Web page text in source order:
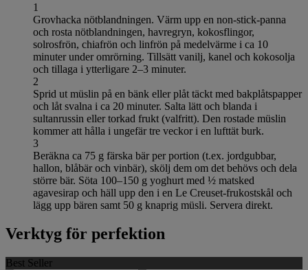
1
Grovhacka nötblandningen. Värm upp en non-stick-panna
och rosta nötblandningen, havregryn, kokosflingor,
solrosfrön, chiafrön och linfrön på medelvärme i ca 10
minuter under omrörning. Tillsätt vanilj, kanel och kokosolja
och tillaga i ytterligare 2–3 minuter.
2
Sprid ut müslin på en bänk eller plåt täckt med bakplåtspapper
och låt svalna i ca 20 minuter. Salta lätt och blanda i
sultanrussin eller torkad frukt (valfritt). Den rostade müslin
kommer att hålla i ungefär tre veckor i en lufttät burk.
3
Beräkna ca 75 g färska bär per portion (t.ex. jordgubbar,
hallon, blåbär och vinbär), skölj dem om det behövs och dela
större bär. Söta 100–150 g yoghurt med ½ matsked
agavesirap och häll upp den i en Le Creuset-frukostskål och
lägg upp bären samt 50 g knaprig müsli. Servera direkt.
Verktyg för perfektion
Best Seller